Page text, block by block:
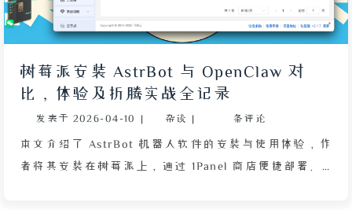
改 Waline 源文件中的路径重新导入，成功恢复评论。
文章强调 Waline 数据自主可控的优势，提醒开发者注
树莓派安装 AstrBot 与 OpenClaw 对
比，体验及折腾实战全记录
发表于 2026-04-10 | 杂谈 | 条评论
本文介绍了 AstrBot 机器人软件的安装与使用体验，作
者将其安装在树莓派上，通过 1Panel 商店便捷部署。